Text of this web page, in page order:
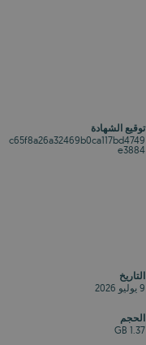
توقيع الشهادة
c65f8a26a32469b0ca117bd4749
e3884
التاريخ
9 يوليو 2026
الحجم
1.37 GB